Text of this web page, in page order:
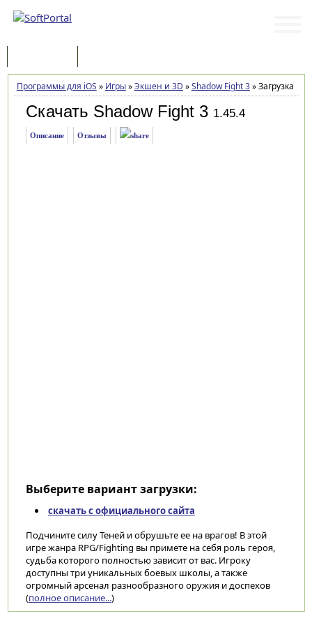
Программы для iOS » Игры»Экшен и 3D »Shadow Fight 3»Загрузка
Скачать Shadow Fight 3 1.45.4
Описание Отзывы
Выберите вариант загрузки:
скачать с официального сайта
Подчините силу Теней и обрушьте ее на врагов! В этой
игре жанра RPG/Fighting вы примете на себя роль героя,
судьба которого полностью зависит от вас. Игроку
доступны три уникальных боевых школы, а также
огромный арсенал разнообразного оружия и доспехов
(полное описание...)